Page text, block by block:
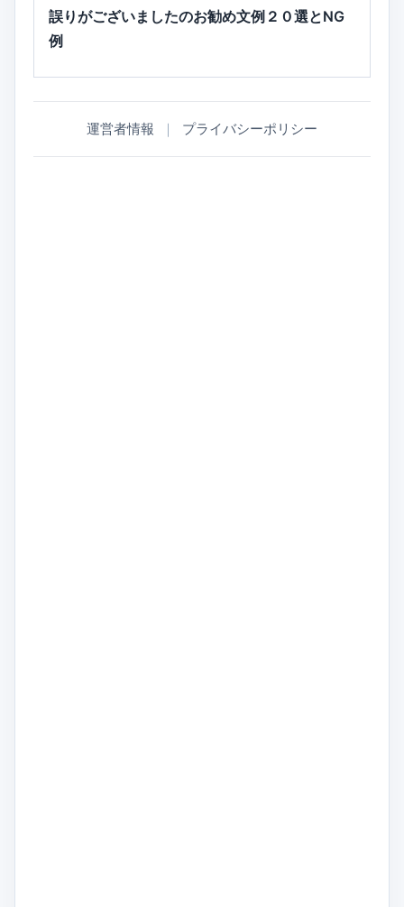
誤りがございましたのお勧め文例２０選とNG
例
運営者情報 ｜ プライバシーポリシー